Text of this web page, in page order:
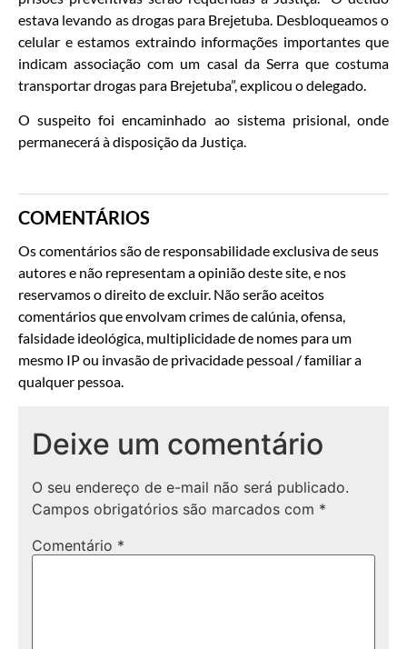
estava levando as drogas para Brejetuba. Desbloqueamos o
celular e estamos extraindo informações importantes que
indicam associação com um casal da Serra que costuma
transportar drogas para Brejetuba”, explicou o delegado.
O suspeito foi encaminhado ao sistema prisional, onde
permanecerá à disposição da Justiça.
COMENTÁRIOS
Os comentários são de responsabilidade exclusiva de seus
autores e não representam a opinião deste site, e nos
reservamos o direito de excluir. Não serão aceitos
comentários que envolvam crimes de calúnia, ofensa,
falsidade ideológica, multiplicidade de nomes para um
mesmo IP ou invasão de privacidade pessoal / familiar a
qualquer pessoa.
Deixe um comentário
O seu endereço de e-mail não será publicado.
Campos obrigatórios são marcados com *
Comentário *